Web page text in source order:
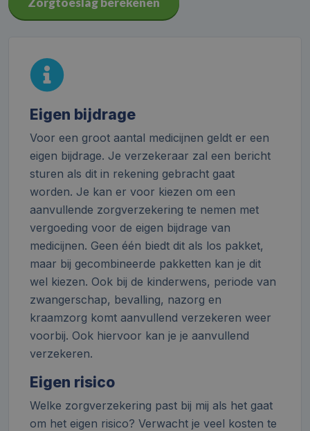
Eigen bijdrage
Voor een groot aantal medicijnen geldt er een
eigen bijdrage. Je verzekeraar zal een bericht
sturen als dit in rekening gebracht gaat
worden. Je kan er voor kiezen om een
aanvullende zorgverzekering te nemen met
vergoeding voor de eigen bijdrage van
medicijnen. Geen één biedt dit als los pakket,
maar bij gecombineerde pakketten kan je dit
wel kiezen. Ook bij de kinderwens, periode van
zwangerschap, bevalling, nazorg en
kraamzorg komt aanvullend verzekeren weer
voorbij. Ook hiervoor kan je je aanvullend
verzekeren.
Eigen risico
Welke zorgverzekering past bij mij als het gaat
om het eigen risico? Verwacht je veel kosten te